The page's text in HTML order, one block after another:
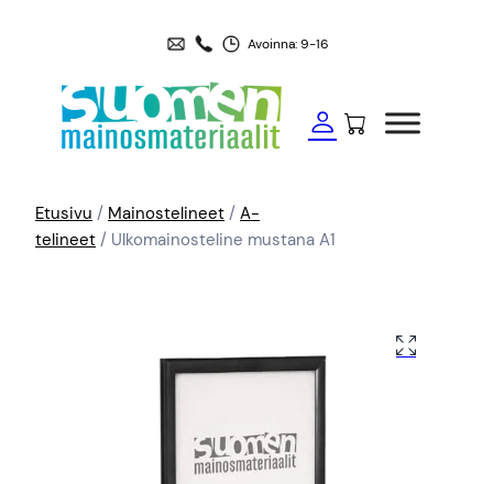
Avoinna: 9-16
Etusivu / Mainostelineet / A-
telineet / Ulkomainosteline mustana A1